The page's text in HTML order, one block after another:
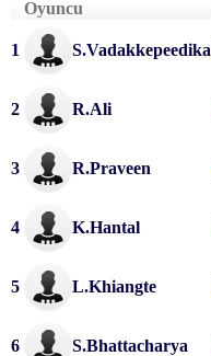
Oyuncu
1 S.Vadakkepeedika
2 R.Ali
3 R.Praveen
4 K.Hantal
5 L.Khiangte
6 S.Bhattacharya